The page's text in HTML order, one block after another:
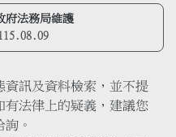
府法務局維護
資訊及資料檢索，並不提
法律上的疑義，建議您
。